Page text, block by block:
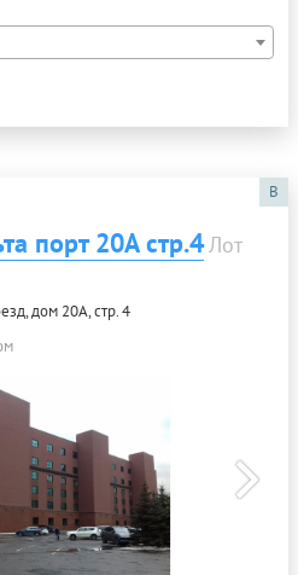
B
порт 20А стр.4Лот
дом 20А, стр. 4